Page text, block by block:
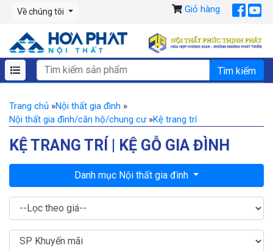
Về chúng tôi Giỏ hàng
Trang chủ »Nội thất gia đình »
Nội thất gia đình/căn hộ/chung cư»Kệ trang trí
KỆ TRANG TRÍ | KỆ GỖ GIA ĐÌNH
Danh mục Nội thất gia đình